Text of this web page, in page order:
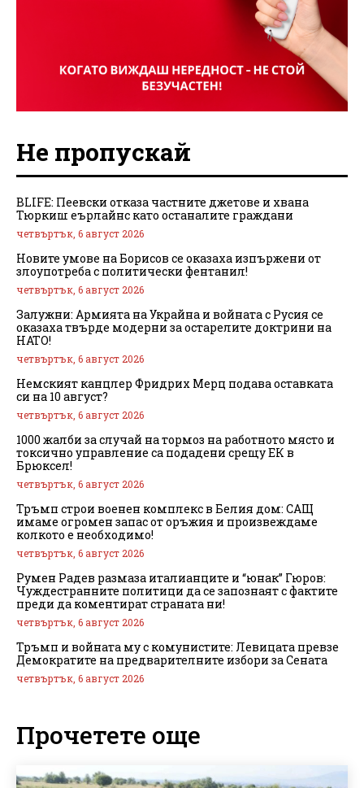
Не пропускай
BLIFE: Пеевски отказа частните джетове и хвана
Тюркиш еърлайнс като останалите граждани
четвъртък, 6 август 2026
Новите умове на Борисов се оказаха изпържени от
злоупотреба с политически фентанил!
четвъртък, 6 август 2026
Залужни: Армията на Украйна и войната с Русия се
оказаха твърде модерни за остарелите доктрини на
НАТО!
четвъртък, 6 август 2026
Немският канцлер Фридрих Мерц подава оставката
си на 10 август?
четвъртък, 6 август 2026
1000 жалби за случай на тормоз на работното място и
токсично управление са подадени срещу ЕК в
Брюксел!
четвъртък, 6 август 2026
Тръмп строи военен комплекс в Белия дом: САЩ
имаме огромен запас от оръжия и произвеждаме
колкото е необходимо!
четвъртък, 6 август 2026
Румен Радев размаза италианците и “юнак” Гюров:
Чуждестранните политици да се запознаят с фактите
преди да коментират страната ни!
четвъртък, 6 август 2026
Тръмп и войната му с комунистите: Левицата превзе
Демократите на предварителните избори за Сената
четвъртък, 6 август 2026
Прочетете още